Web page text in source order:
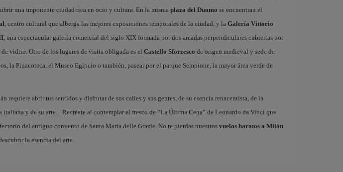
una imponente ciudad rica en ocio y cultura. En la misma plaza del Duomo se encuentran el
, centro cultural que alberga las mejores exposiciones temporales de la ciudad, y la Galería Vittorio
, una espectacular galería comercial del siglo XIX formada por dos arcadas perpendiculares cubiertas por
de vidrio. Otro de los lugares de visita obligada es el Castello Sforzesco de origen medieval y sede de
la Pinacoteca, el Museo Egipcio o también, pasear por el parque Sempione, la mayor área verde de
requiere abrir tus sentidos y disfrutar de sus calles y sus gentes, de su esencia renacentista, de la
italiana y de su arte…Recréate al contemplar el fresco de “La Última Cena” de Leonardo da Vinci que
del antiguo convento de Santa Maria delle Grazie. No te pierdas nuestrosvuelos baratos a Milán
la esencia del arte.